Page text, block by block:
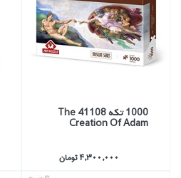
1000 تكه 41108 The
Creation Of Adam
4,300,000 تومان